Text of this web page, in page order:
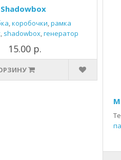
,коробочки,рамка
, shadowbox,генератор
15.00 р.